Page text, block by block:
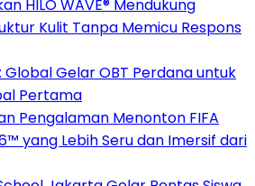
HILO WAVE® Mendukung
Kulit Tanpa Memicu Respons
Global Gelar OBT Perdana untuk
Pertama
Pengalaman Menonton FIFA
yang Lebih Seru dan Imersif dari